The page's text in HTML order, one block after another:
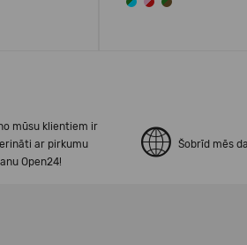
mūsu klientiem ir
ar pirkumu
Open24!
Šobrīd mēs